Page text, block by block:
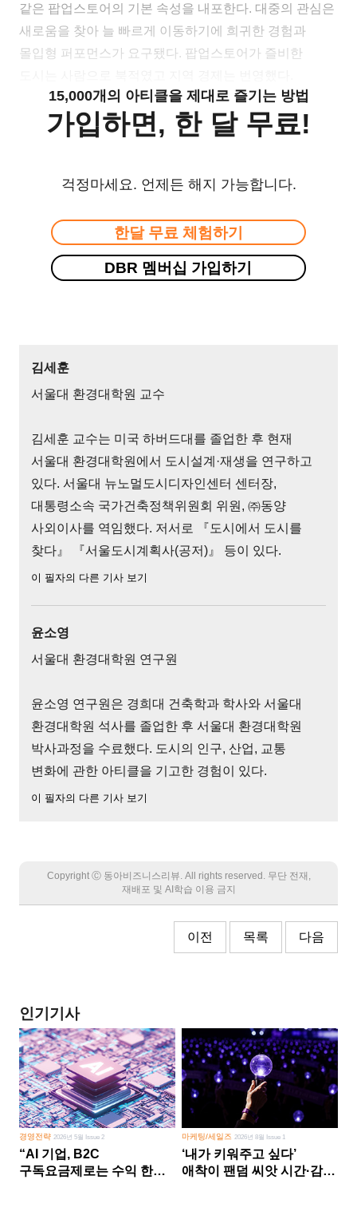
같은 팝업스토어의 기본 속성을 내포한다. 대중의 관심은
새로움을 찾아 늘 빠르게 이동하기에 희귀한 경험과
몰입형 퍼포먼스가 요구됐다. 팝업스토어가 즐비한
15,000개의 아티클을 제대로 즐기는 방법
가입하면, 한 달 무료!
걱정마세요. 언제든 해지 가능합니다.
한달 무료 체험하기
DBR 멤버십 가입하기
김세훈
서울대 환경대학원 교수
김세훈 교수는 미국 하버드대를 졸업한 후 현재
서울대 환경대학원에서 도시설계·재생을 연구하고
있다. 서울대 뉴노멀도시디자인센터 센터장,
대통령소속 국가건축정책위원회 위원, ㈜동양
사외이사를 역임했다. 저서로 『도시에서 도시를
찾다』 『서울도시계획사(공저)』 등이 있다.
이 필자의 다른 기사 보기
윤소영
서울대 환경대학원 연구원
윤소영 연구원은 경희대 건축학과 학사와 서울대
환경대학원 석사를 졸업한 후 서울대 환경대학원
박사과정을 수료했다. 도시의 인구, 산업, 교통
변화에 관한 아티클을 기고한 경험이 있다.
이 필자의 다른 기사 보기
Copyright Ⓒ 동아비즈니스리뷰. All rights reserved. 무단 전재,
재배포 및 AI학습 이용 금지
이전 목록 다음
인기기사
경영전략 2026년 5월 Issue 2
“AI 기업, B2C
구독요금제로는 수익 한계
마케팅/세일즈 2026년 8월 Issue 1
‘내가 키워주고 싶다’
애착이 팬덤 씨앗 시간·감정